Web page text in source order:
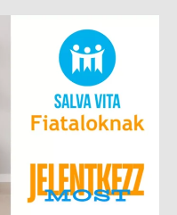
/
C
O
L